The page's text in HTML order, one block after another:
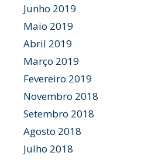
Junho 2019
Maio 2019
Abril 2019
Março 2019
Fevereiro 2019
Novembro 2018
Setembro 2018
Agosto 2018
Julho 2018